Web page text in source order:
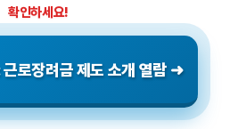
확인하세요!
근로장려금 제도 소개 열람 ➜